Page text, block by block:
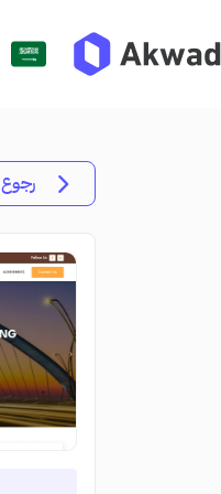
رجوع